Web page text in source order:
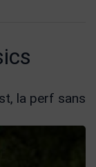
la perf sans